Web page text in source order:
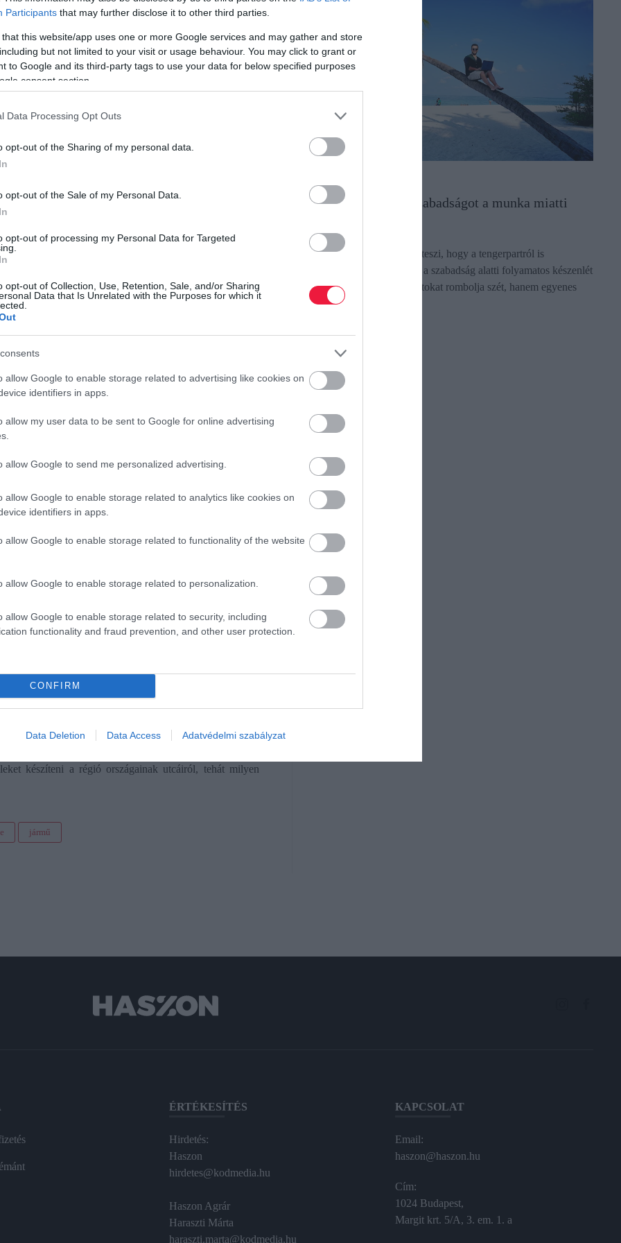
Participants that may further disclose it to other third parties.
that this website/app uses one or more Google services and may gather and store
but not limited to your visit or usage behaviour. You may click to grant or
to Google and its third-party tags to use your data for below specified purposes
consent section.
Data Processing Opt Outs
opt-out of the Sharing of my personal data.
opt-out of the Sale of my Personal Data.
opt-out of processing my Personal Data for Targeted
opt-out of Collection, Use, Retention, Sale, and/or Sharing
Data that Is Unrelated with the Purposes for which it
allow Google to enable storage related to advertising like cookies on
identifiers in apps.
allow my user data to be sent to Google for online advertising
allow Google to send me personalized advertising.
allow Google to enable storage related to analytics like cookies on
identifiers in apps.
allow Google to enable storage related to functionality of the website
allow Google to enable storage related to personalization.
allow Google to enable storage related to security, including
functionality and fraud prevention, and other user protection.
CONFIRM
Data Deletion Data Access Adatvédelmi szabályzat
autós platformjaként. A PCWorldmegjegyzi, korábban
most úgy tűnik, új funkciókkal dobhatja fel a vállalat.
időjárási alkalmazása, a
arra, ha a biztonságos közlekedést befolyásoló
Viszont ezt csak akkor használhatja a sofőr, ha áll
az infotainment platform. Emiatt a jövőben a felhasználók
GPS-t
kell odafigyelnünk a környezetünkre, és a saját, belső
Azok, akik a kevésbé ismert területeken GPS-szel
azt a szerkezet nélkül tennék.
50 rendszeresen autózó alannyal
meg. Kimutatták, azoknak, akik
térbeli memóriája.
alany adatain alapszik, viszont a longitudinális és a
a nagyobb GPS-tapasztalattal rendelkező emberek
(azaz GPS nélkül). Azonban az nem bizonyosodott be,
használnák a GPS-t.
Ausztriában, Csehországban, Horvátországban,
Maps szolgáltatása a tavasszal. Ezzel együtt élesítették a
a Look Aroundot is.
a szolgáltatását, tehát a nagyvárosok
lehet. Azonban a felvételek jellemzően
készíteni a régió országainak utcáiról, tehát milyen
jármű
Így mérgezi meg a szabadságot a munka miatti
Bár a technológia lehetővé teszi, hogy a tengerpartról is
válaszoljunk az e-mailekre, a szabadság alatti folyamatos készenlét
nemcsak a családi kapcsolatokat rombolja szét, hanem egyenes
utat jelent…
ÉRTÉKESÍTÉS
Hirdetés:
Haszon
hirdetes@kodmedia.hu
Haszon Agrár
Haraszti Márta
haraszti.marta@kodmedia.hu
KAPCSOLAT
Email:
haszon@haszon.hu
Cím:
1024 Budapest,
Margit krt. 5/A, 3. em. 1. a